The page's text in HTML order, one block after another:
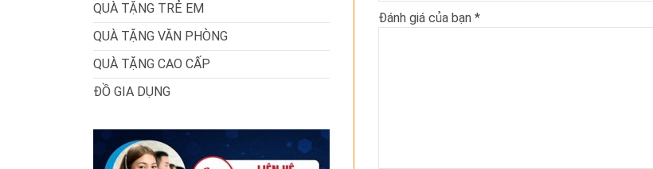
Đánh giá của bạn *
QUÀ TẶNG TRẺ EM
QUÀ TẶNG VĂN PHÒNG
QUÀ TẶNG CAO CẤP
ĐỒ GIA DỤNG